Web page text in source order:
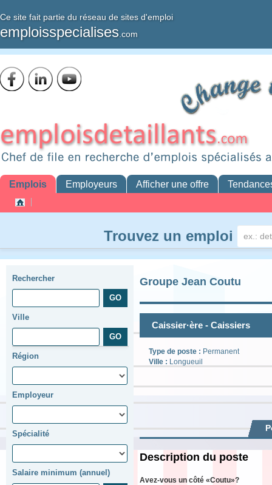
Ce site fait partie du réseau de sites d'emploi
emploisspecialises .com
Emplois Employeurs Afficher une offre
Trouvez un emploi
Rechercher
Ville
Région
Employeur
Spécialité
Salaire minimum (annuel)
Groupe Jean Coutu
Caissier·ère - Caissiers
Type de poste : Permanent
Ville : Longueuil
Description du poste
Avez-vous un côté «Coutu»?